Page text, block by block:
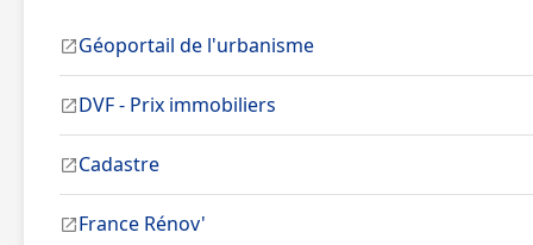
Géoportail de l'urbanisme
DVF - Prix immobiliers
Cadastre
France Rénov'